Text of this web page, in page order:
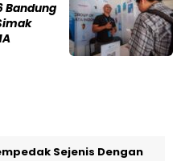
Bandung
Sejenis Dengan